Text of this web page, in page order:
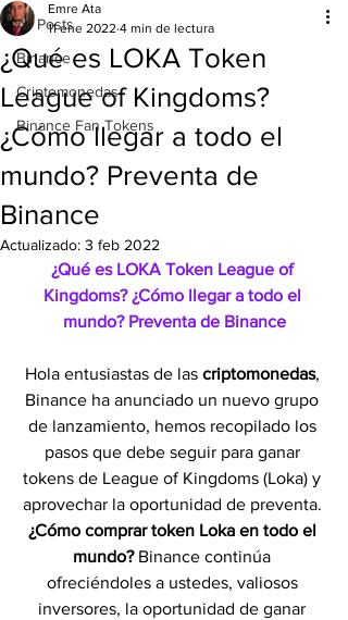
All Posts
Binance
Criptomonedas
Binance Fan Tokens
¿Qué es LOKA Token
League of Kingdoms?
¿Cómo llegar a todo el
mundo? Preventa de
Binance
Emre Ata
11 ene 2022 4 min de lectura
Actualizado: 3 feb 2022
¿Qué es LOKA Token League of
Kingdoms? ¿Cómo llegar a todo el
mundo? Preventa de Binance
Hola entusiastas de las criptomonedas,
Binance ha anunciado un nuevo grupo
de lanzamiento, hemos recopilado los
pasos que debe seguir para ganar
tokens de League of Kingdoms (Loka) y
aprovechar la oportunidad de preventa.
¿Cómo comprar token Loka en todo el
mundo? Binance continúa
ofreciéndoles a ustedes, valiosos
inversores, la oportunidad de ganar